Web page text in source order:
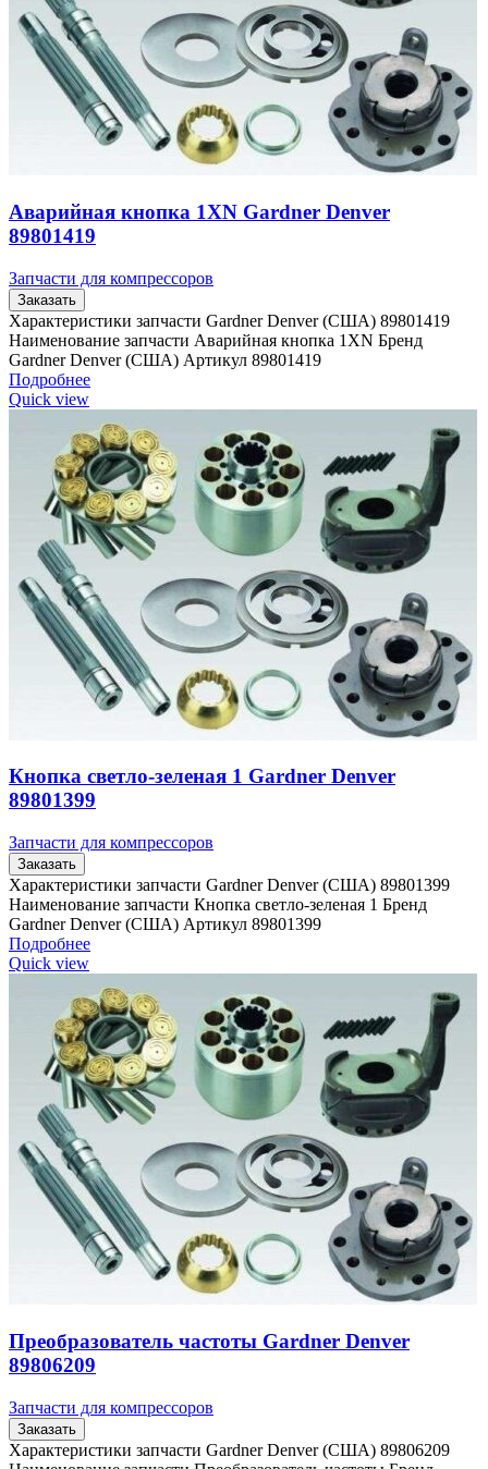
Аварийная кнопка 1XN Gardner Denver
89801419
Запчасти для компрессоров
Заказать
Характеристики запчасти Gardner Denver (США) 89801419
Наименование запчасти Аварийная кнопка 1XN Бренд
Gardner Denver (США) Артикул 89801419
Подробнее
Quick view
Кнопка светло-зеленая 1 Gardner Denver
89801399
Запчасти для компрессоров
Заказать
Характеристики запчасти Gardner Denver (США) 89801399
Наименование запчасти Кнопка светло-зеленая 1 Бренд
Gardner Denver (США) Артикул 89801399
Подробнее
Quick view
Преобразователь частоты Gardner Denver
89806209
Запчасти для компрессоров
Заказать
Характеристики запчасти Gardner Denver (США) 89806209